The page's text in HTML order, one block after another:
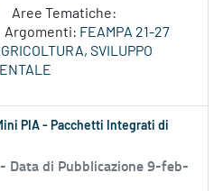
Aree Tematiche:
Argomenti: FEAMPA 21-27
SVILUPPO
PIA - Pacchetti Integrati di
Data di Pubblicazione 9-feb-